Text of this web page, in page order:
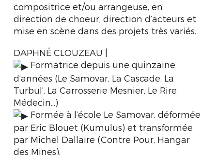
compositrice et/ou arrangeuse, en
direction de choeur, direction d’acteurs et
mise en scène dans des projets très variés.
DAPHNÉ CLOUZEAU |
Formatrice depuis une quinzaine
d’années (Le Samovar, La Cascade, La
Turbul’, La Carrosserie Mesnier, Le Rire
Médecin...)
Formée à l’école Le Samovar, déformée
par Eric Blouet (Kumulus) et transformée
par Michel Dallaire (Contre Pour, Hangar
des Mines).